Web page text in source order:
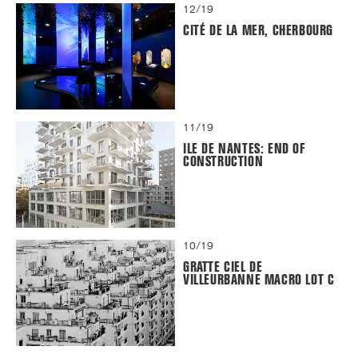
12/19
CITÉ DE LA MER, CHERBOURG
11/19
ILE DE NANTES: END OF
CONSTRUCTION
10/19
GRATTE CIEL DE
VILLEURBANNE MACRO LOT C